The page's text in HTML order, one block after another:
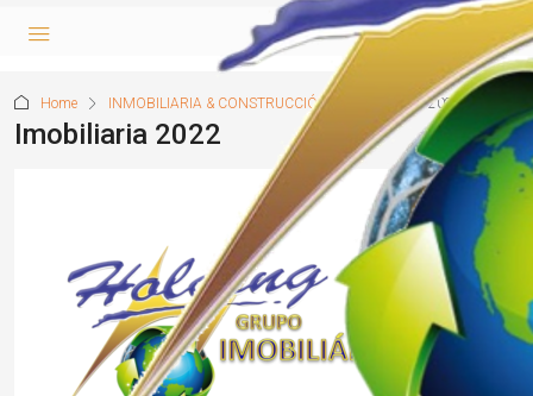
Home INMOBILIARIA & CONSTRUCCIÓN Imobiliaria 2022
Imobiliaria 2022